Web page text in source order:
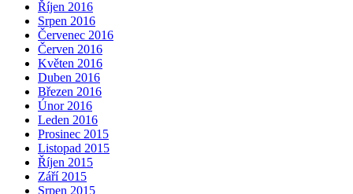
Říjen 2016
Srpen 2016
Červenec 2016
Červen 2016
Květen 2016
Duben 2016
Březen 2016
Únor 2016
Leden 2016
Prosinec 2015
Listopad 2015
Říjen 2015
Září 2015
Srpen 2015